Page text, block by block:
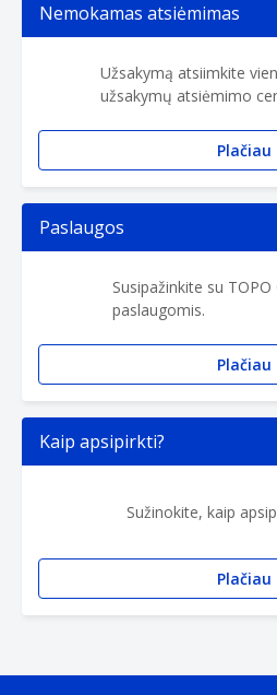
Nemokamas atsiėmimas
Užsakymą atsiimkite
užsakymų atsiėmimo
Plačiau
Paslaugos
Susipažinkite su
paslaugomis.
Plačiau
Kaip apsipirkti?
Sužinokite, kaip
Plačiau